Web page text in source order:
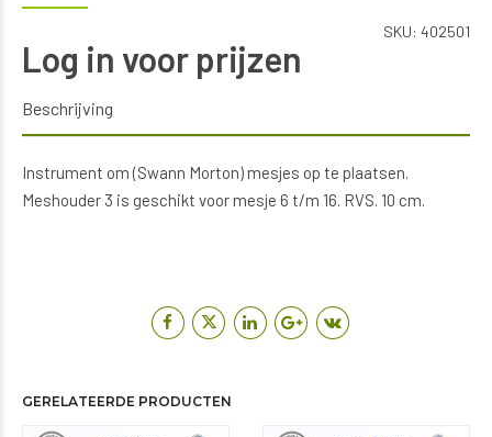
SKU: 402501
Log in voor prijzen
Beschrijving
Instrument om (Swann Morton) mesjes op te plaatsen.
Meshouder 3 is geschikt voor mesje 6 t/m 16. RVS. 10 cm.